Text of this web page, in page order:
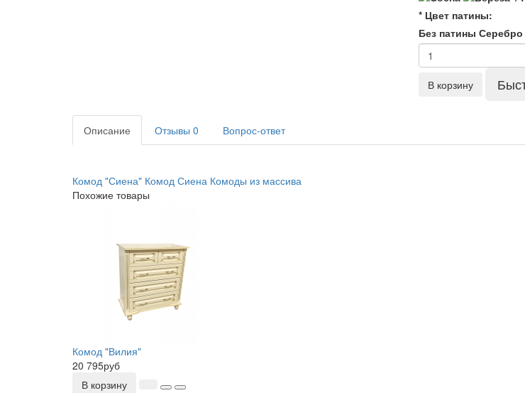
* Цвет патины:
Без патины Серебро
В корзину
Описание Отзывы 0 Вопрос-ответ
Комод "Сиена" Комод Сиена Комоды из массива
Похожие товары
Комод "Вилия"
20 795руб
В корзину